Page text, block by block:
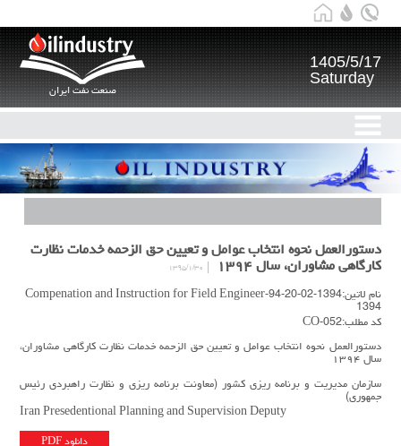
صنعت نفت ایران
1405/5/17
Saturday
دستورالعمل نحوه انتخاب عوامل و تعیین حق الزحمه خدمات نظارت
کارگاهی مشاوران، سال ۱۳۹۴
۱۳۹۵/۱/۳۰
نام لاتین:1394-02-20-94-Compenation and Instruction for Field Engineer
1394
کد مطلب:CO-052
دستورالعمل نحوه انتخاب عوامل و تعیین حق الزحمه خدمات نظارت کارگاهی مشاوران،
سال ۱۳۹۴
سازمان مدیریت و برنامه ریزی کشور (معاونت برنامه ریزی و نظارت راهبردی رئیس
جمهوری)
Iran Presedentional Planning and Supervision Deputy
دانلود PDF